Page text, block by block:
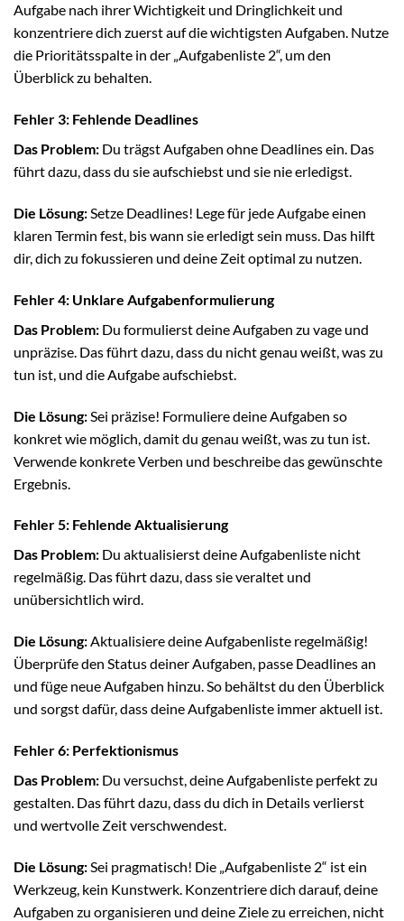
Aufgabe nach ihrer Wichtigkeit und Dringlichkeit und
konzentriere dich zuerst auf die wichtigsten Aufgaben. Nutze
die Prioritätsspalte in der „Aufgabenliste 2“, um den
Überblick zu behalten.
Fehler 3: Fehlende Deadlines
Das Problem: Du trägst Aufgaben ohne Deadlines ein. Das
führt dazu, dass du sie aufschiebst und sie nie erledigst.
Die Lösung:Setze Deadlines! Lege für jede Aufgabe einen
klaren Termin fest, bis wann sie erledigt sein muss. Das hilft
dir, dich zu fokussieren und deine Zeit optimal zu nutzen.
Fehler 4: Unklare Aufgabenformulierung
Das Problem: Du formulierst deine Aufgaben zu vage und
unpräzise. Das führt dazu, dass du nicht genau weißt, was zu
tun ist, und die Aufgabe aufschiebst.
Die Lösung: Sei präzise! Formuliere deine Aufgaben so
konkret wie möglich, damit du genau weißt, was zu tun ist.
Verwende konkrete Verben und beschreibe das gewünschte
Ergebnis.
Fehler 5: Fehlende Aktualisierung
Das Problem: Du aktualisierst deine Aufgabenliste nicht
regelmäßig. Das führt dazu, dass sie veraltet und
unübersichtlich wird.
Die Lösung:Aktualisiere deine Aufgabenliste regelmäßig!
Überprüfe den Status deiner Aufgaben, passe Deadlines an
und füge neue Aufgaben hinzu. So behältst du den Überblick
und sorgst dafür, dass deine Aufgabenliste immer aktuell ist.
Fehler 6: Perfektionismus
Das Problem: Du versuchst, deine Aufgabenliste perfekt zu
gestalten. Das führt dazu, dass du dich in Details verlierst
und wertvolle Zeit verschwendest.
Die Lösung: Sei pragmatisch! Die „Aufgabenliste 2“ ist ein
Werkzeug, kein Kunstwerk. Konzentriere dich darauf, deine
Aufgaben zu organisieren und deine Ziele zu erreichen, nicht